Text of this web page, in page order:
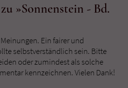
»Sonnenstein - Bd.
Ein fairer und
selbstverständlich sein. Bitte
oder zumindest als solche
kennzeichnen. Vielen Dank!